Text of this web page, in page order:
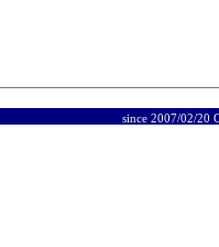
since 2007/02/20